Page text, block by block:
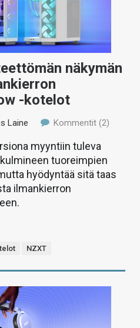
näkymän
-kotelot
Laine Kommentit (2)
myyntiin tuleva
tuoreimpien
hyödyntää sitä taas
ilmankierron
NZXT